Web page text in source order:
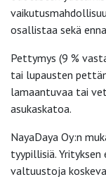
osallistaa sekä
Pettymys (9 %
tai lupausten
lamaantuvaa tai
asukaskatoa.
NayaDaya Oy:n
tyypillisiä.
valtuustoja